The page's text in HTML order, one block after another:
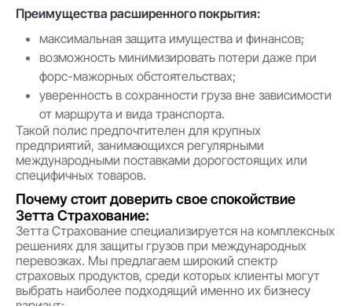
Преимущества расширенного покрытия:
максимальная защита имущества и финансов;
возможность минимизировать потери даже при
форс-мажорных обстоятельствах;
уверенность в сохранности груза вне зависимости
от маршрута и вида транспорта.
Такой полис предпочтителен для крупных
предприятий, занимающихся регулярными
международными поставками дорогостоящих или
специфичных товаров.
Почему стоит доверить свое спокойствие
Зетта Страхование:
Зетта Страхование специализируется на комплексных
решениях для защиты грузов при международных
перевозках. Мы предлагаем широкий спектр
страховых продуктов, среди которых клиенты могут
выбрать наиболее подходящий именно их бизнесу